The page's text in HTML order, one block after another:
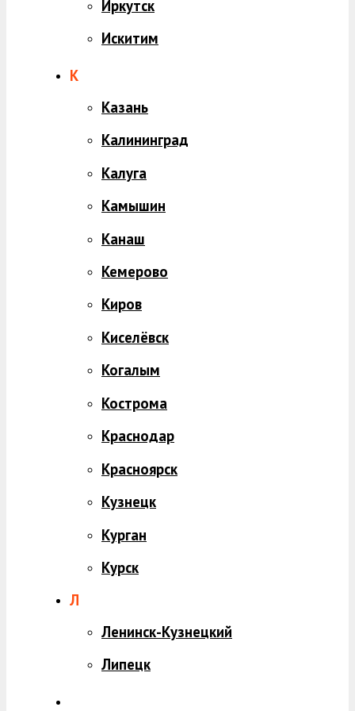
Иркутск
Искитим
К
Казань
Калининград
Калуга
Камышин
Канаш
Кемерово
Киров
Киселёвск
Когалым
Кострома
Краснодар
Красноярск
Кузнецк
Курган
Курск
Л
Ленинск-Кузнецкий
Липецк